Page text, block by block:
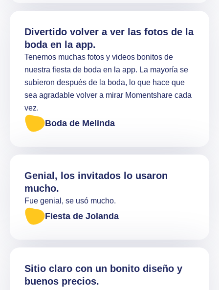
Realmente un servicio excelente, rápido, amable
y proactivo. Gracias a ellos recuperé todos los
hermosos recuerdos de nuestro día de boda.
¡Absolutamente recomendable!
Divertido volver a ver las fotos de la
boda en la app.
Tenemos muchas fotos y videos bonitos de
nuestra fiesta de boda en la app. La mayoría se
subieron después de la boda, lo que hace que
sea agradable volver a mirar Momentshare cada
vez.
Boda de Melinda
Genial, los invitados lo usaron
mucho.
Fue genial, se usó mucho.
Fiesta de Jolanda
Sitio claro con un bonito diseño y
buenos precios.